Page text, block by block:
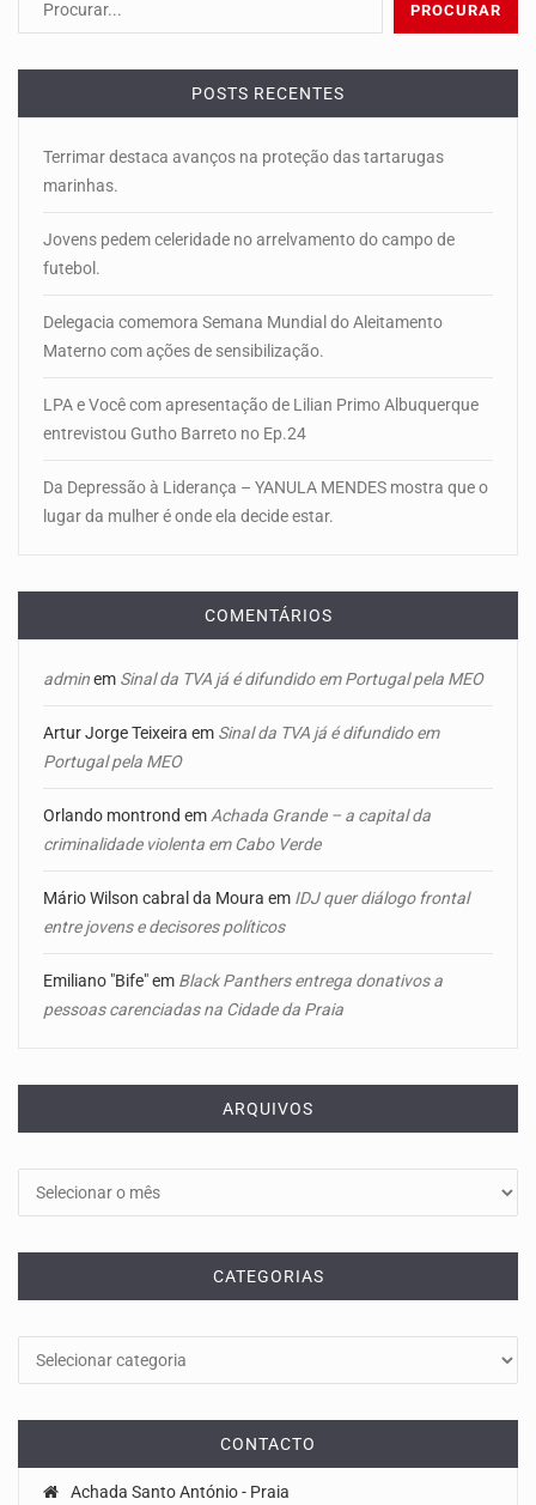
POSTS RECENTES
Terrimar destaca avanços na proteção das tartarugas
marinhas.
Jovens pedem celeridade no arrelvamento do campo de
futebol.
Delegacia comemora Semana Mundial do Aleitamento
Materno com ações de sensibilização.
LPA e Você com apresentação de Lilian Primo Albuquerque
entrevistou Gutho Barreto no Ep.24
Da Depressão à Liderança – YANULA MENDES mostra que o
lugar da mulher é onde ela decide estar.
COMENTÁRIOS
adminem Sinal da TVA já é difundido em Portugal pela MEO
Artur Jorge Teixeira em Sinal da TVA já é difundido em
Portugal pela MEO
Orlando montrond em Achada Grande – a capital da
criminalidade violenta em Cabo Verde
Mário Wilson cabral da Moura em IDJ quer diálogo frontal
entre jovens e decisores políticos
Emiliano "Bife"em Black Panthers entrega donativos a
pessoas carenciadas na Cidade da Praia
ARQUIVOS
CATEGORIAS
CONTACTO
Achada Santo António - Praia